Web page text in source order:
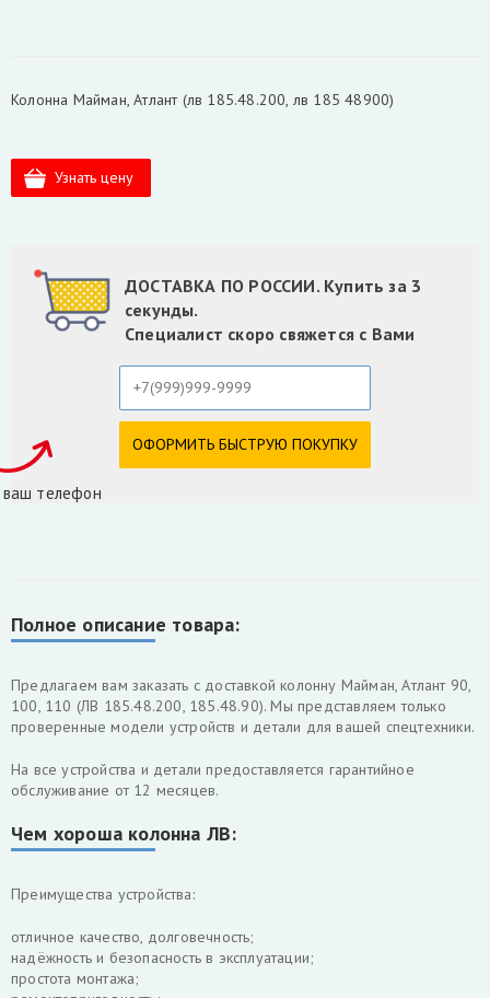
Колонна Майман, Атлант (лв 185.48.200, лв 185 48900)
ДОСТАВКА ПО РОССИИ. Купить за 3
секунды.
Специалист скоро свяжется с Вами
телефон
Полное описание товара:
Предлагаем вам заказать с доставкой колонну Майман, Атлант 90,
100, 110 (ЛВ 185.48.200, 185.48.90). Мы представляем только
проверенные модели устройств и детали для вашей спецтехники.
На все устройства и детали предоставляется гарантийное
обслуживание от 12 месяцев.
Чем хороша колонна ЛВ:
Преимущества устройства:
отличное качество, долговечность;
надёжность и безопасность в эксплуатации;
простота монтажа;